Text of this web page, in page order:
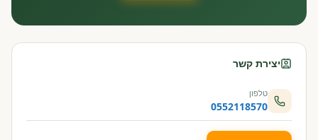
יצירת קשר
טלפון
0552118570